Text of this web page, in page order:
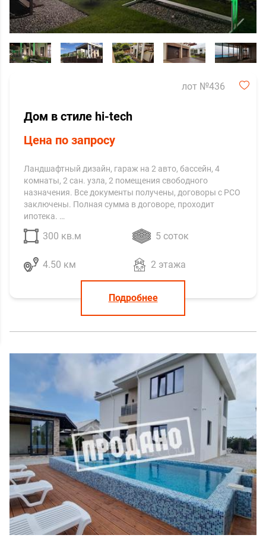
лот №436
Дом в стиле hi-tech
Цена по запросу
Ландшафтный дизайн, гараж на 2 авто, бассейн, 4
комнаты, 2 сан. узла, 2 помещения свободного
назначения. Все документы получены, договоры с РСО
заключены.​ Полная сумма в договоре, проходит
ипотека. …
300 кв.м 5 соток
4.50 км 2 этажа
Подробнее